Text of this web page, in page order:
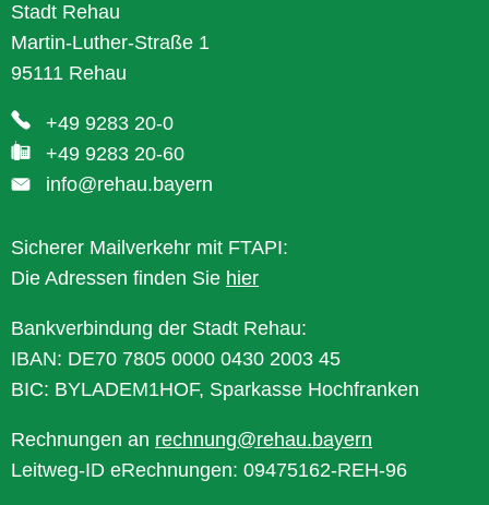
Stadt Rehau
Martin-Luther-Straße 1
95111 Rehau
+49 9283 20-0
+49 9283 20-60
info@rehau.bayern
Sicherer Mailverkehr mit FTAPI:
Die Adressen finden Sie hier
Bankverbindung der Stadt Rehau:
IBAN: DE70 7805 0000 0430 2003 45
BIC: BYLADEM1HOF, Sparkasse Hochfranken
Rechnungen an rechnung@rehau.bayern
Leitweg-ID eRechnungen: 09475162-REH-96